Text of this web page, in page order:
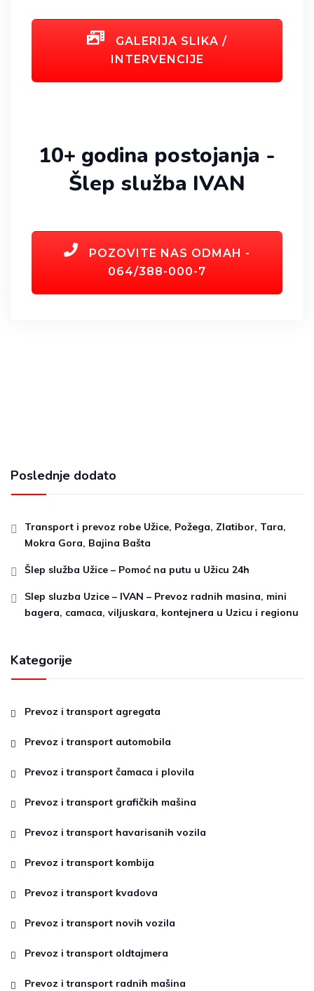
GALERIJA SLIKA /
INTERVENCIJE
10+ godina postojanja -
Šlep služba IVAN
POZOVITE NAS ODMAH -
064/388-000-7
Poslednje dodato
Transport i prevoz robe Užice, Požega, Zlatibor, Tara,
Mokra Gora, Bajina Bašta
Šlep služba Užice – Pomoć na putu u Užicu 24h
Slep sluzba Uzice – IVAN – Prevoz radnih masina, mini
bagera, camaca, viljuskara, kontejnera u Uzicu i regionu
Kategorije
Prevoz i transport agregata
Prevoz i transport automobila
Prevoz i transport čamaca i plovila
Prevoz i transport grafičkih mašina
Prevoz i transport havarisanih vozila
Prevoz i transport kombija
Prevoz i transport kvadova
Prevoz i transport novih vozila
Prevoz i transport oldtajmera
Prevoz i transport radnih mašina